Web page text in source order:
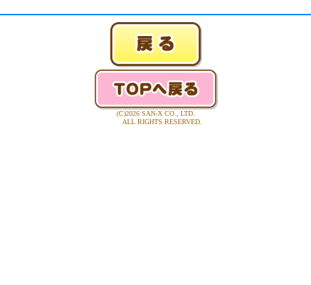
(C)2026 SAN-X CO., LTD.
ALL RIGHTS RESERVED.